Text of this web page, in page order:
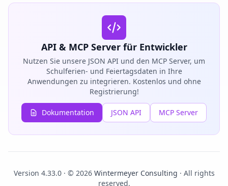
API & MCP Server für Entwickler
Nutzen Sie unsere JSON API und den MCP Server, um
Schulferien- und Feiertagsdaten in Ihre
Anwendungen zu integrieren. Kostenlos und ohne
Registrierung!
Dokumentation JSON API MCP Server
Version 4.33.0 · © 2026 Wintermeyer Consulting · All rights
reserved.